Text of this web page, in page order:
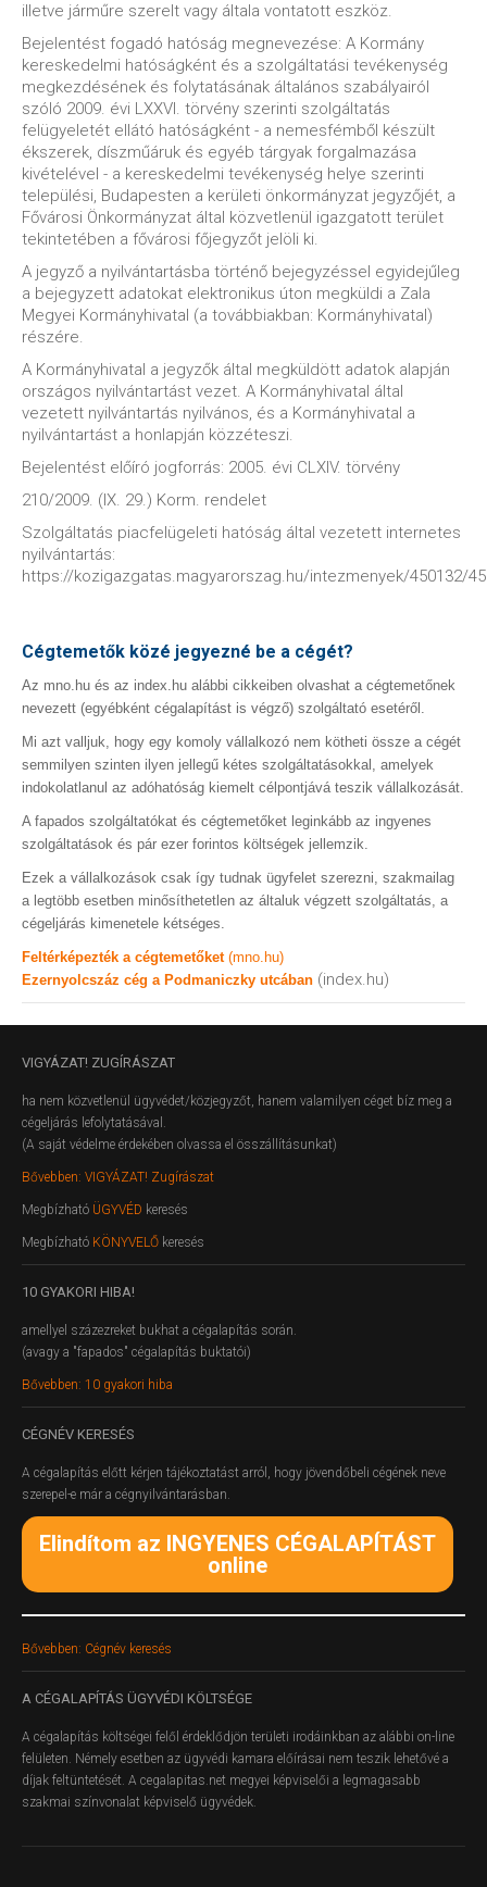
illetve járműre szerelt vagy általa vontatott eszköz.
Bejelentést fogadó hatóság megnevezése: A Kormány
kereskedelmi hatóságként és a szolgáltatási tevékenység
megkezdésének és folytatásának általános szabályairól
szóló 2009. évi LXXVI. törvény szerinti szolgáltatás
felügyeletét ellátó hatóságként - a nemesfémből készült
ékszerek, díszműáruk és egyéb tárgyak forgalmazása
kivételével - a kereskedelmi tevékenység helye szerinti
települési, Budapesten a kerületi önkormányzat jegyzőjét, a
Fővárosi Önkormányzat által közvetlenül igazgatott terület
tekintetében a fővárosi főjegyzőt jelöli ki.
A jegyző a nyilvántartásba történő bejegyzéssel egyidejűleg
a bejegyzett adatokat elektronikus úton megküldi a Zala
Megyei Kormányhivatal (a továbbiakban: Kormányhivatal)
részére.
A Kormányhivatal a jegyzők által megküldött adatok alapján
országos nyilvántartást vezet. A Kormányhivatal által
vezetett nyilvántartás nyilvános, és a Kormányhivatal a
nyilvántartást a honlapján közzéteszi.
Bejelentést előíró jogforrás: 2005. évi CLXIV. törvény
210/2009. (IX. 29.) Korm. rendelet
Szolgáltatás piacfelügeleti hatóság által vezetett internetes
nyilvántartás:
https://kozigazgatas.magyarorszag.hu/intezmenyek/450132/
Cégtemetők közé jegyezné be a cégét?
Az mno.hu és az index.hu alábbi cikkeiben olvashat a cégtemetőnek
nevezett (egyébként cégalapítást is végző) szolgáltató esetéről.
Mi azt valljuk, hogy egy komoly vállalkozó nem kötheti össze a cégét
semmilyen szinten ilyen jellegű kétes szolgáltatásokkal, amelyek
indokolatlanul az adóhatóság kiemelt célpontjává teszik vállalkozását.
A fapados szolgáltatókat és cégtemetőket leginkább az ingyenes
szolgáltatások és pár ezer forintos költségek jellemzik.
Ezek a vállalkozások csak így tudnak ügyfelet szerezni, szakmailag
a legtöbb esetben minősíthetetlen az általuk végzett szolgáltatás, a
cégeljárás kimenetele kétséges.
Feltérképezték a cégtemetőket (mno.hu)
Ezernyolcszáz cég a Podmaniczky utcában (index.hu)
VIGYÁZAT! ZUGÍRÁSZAT
ha nem közvetlenül ügyvédet/közjegyzőt, hanem valamilyen céget bíz meg a
cégeljárás lefolytatásával.
(A saját védelme érdekében olvassa el összállításunkat)
Bővebben: VIGYÁZAT! Zugírászat
Megbízható ÜGYVÉD keresés
Megbízható KÖNYVELŐ keresés
10 GYAKORI HIBA!
amellyel százezreket bukhat a cégalapítás során.
(avagy a "fapados" cégalapítás buktatói)
Bővebben: 10 gyakori hiba
CÉGNÉV KERESÉS
A cégalapítás előtt kérjen tájékoztatást arról, hogy jövendőbeli cégének neve
szerepel-e már a cégnyilvántarásban.
Elindítom az INGYENES CÉGALAPÍTÁST
online
Bővebben: Cégnév keresés
A CÉGALAPÍTÁS ÜGYVÉDI KÖLTSÉGE
A cégalapítás költségei felől érdeklődjön területi irodáinkban az alábbi on-line
felületen. Némely esetben az ügyvédi kamara előírásai nem teszik lehetővé a
díjak feltüntetését. A cegalapitas.net megyei képviselői a legmagasabb
szakmai színvonalat képviselő ügyvédek.